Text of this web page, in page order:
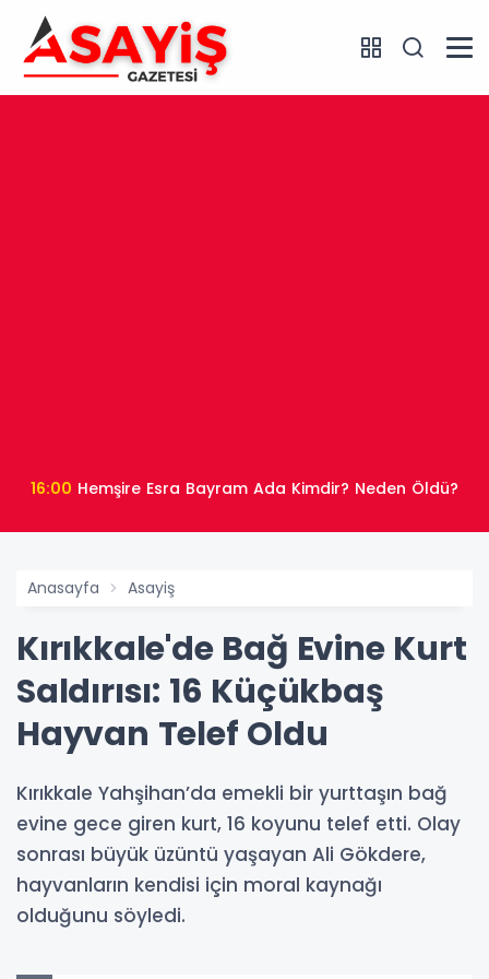
16:00 Hemşire Esra Bayram Ada Kimdir? Neden Öldü?
Anasayfa Asayiş
Kırıkkale'de Bağ Evine Kurt
Saldırısı: 16 Küçükbaş
Hayvan Telef Oldu
Kırıkkale Yahşihan’da emekli bir yurttaşın bağ
evine gece giren kurt, 16 koyunu telef etti. Olay
sonrası büyük üzüntü yaşayan Ali Gökdere,
hayvanların kendisi için moral kaynağı
olduğunu söyledi.